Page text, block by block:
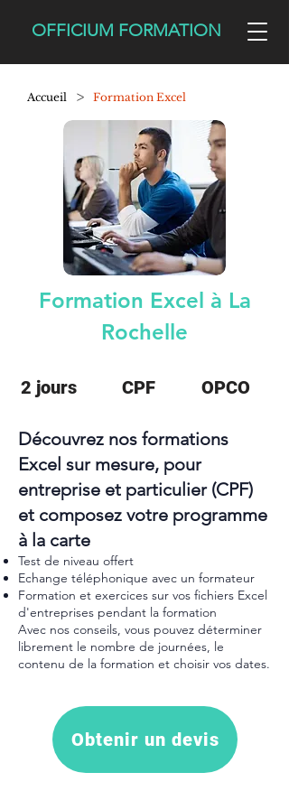
OFFICIUM FORMATION
Accueil > Formation Excel
Formation Excel à La
Rochelle
2 jours CPF OPCO
Découvrez nos formations
Excel sur mesure, pour
entreprise et particulier (CPF)
et composez votre programme
à la carte
Test de niveau offert
Echange téléphonique avec un formateur
Formation et exercices sur vos fichiers Excel
d'entreprises pendant la formation
Avec nos conseils, vous pouvez déterminer
librement le nombre de journées, le
contenu de la formation et choisir vos dates.
Obtenir un devis